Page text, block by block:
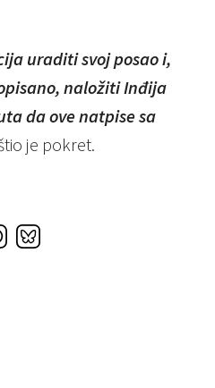
uraditi svoj posao i,
naložiti Inđija
da ove natpise sa
je pokret.